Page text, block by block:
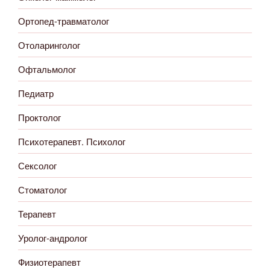
Ортопед-травматолог
Отоларинголог
Офтальмолог
Педиатр
Проктолог
Психотерапевт. Психолог
Сексолог
Стоматолог
Терапевт
Уролог-андролог
Физиотерапевт